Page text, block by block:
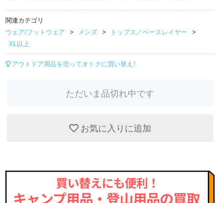
関連カテゴリ
ウェア/フットウェア
メンズ
トップス／ベースレイヤー
XL以上
アウトドア用品を売ってオトクに買い替え！
ただいま品切れ中です
お気に入りに追加